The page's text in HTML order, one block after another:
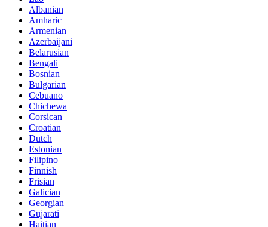
Albanian
Amharic
Armenian
Azerbaijani
Belarusian
Bengali
Bosnian
Bulgarian
Cebuano
Chichewa
Corsican
Croatian
Dutch
Estonian
Filipino
Finnish
Frisian
Galician
Georgian
Gujarati
Haitian